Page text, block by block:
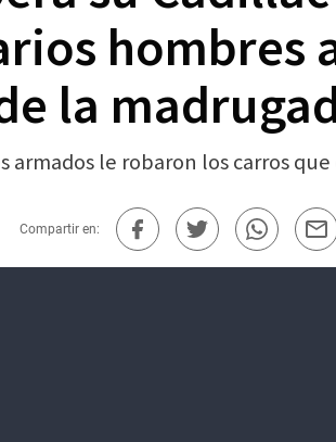
hombres
la
le robaron los carros
Compartir en: